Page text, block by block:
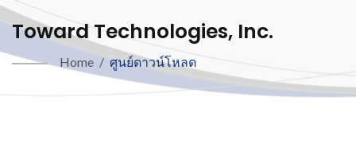
Toward Technologies, Inc.
Home / ศูนย์ดาวน์โหลด